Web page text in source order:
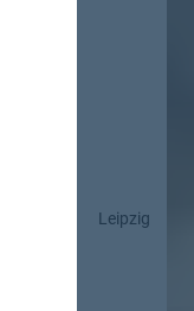
Leipzig